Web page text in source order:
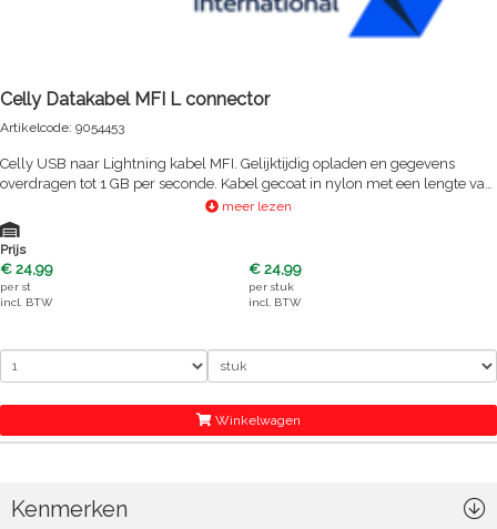
Celly Datakabel MFI L connector
Artikelcode: 9054453
Celly USB naar Lightning kabel MFI. Gelijktijdig opladen en gegevens
overdragen tot 1 GB per seconde. Kabel gecoat in nylon met een lengte van
1 meter met L aansluiting. Nylon kabel gaat tot 10x langer mee dan de
standaard kabels.
meer lezen
Prijs
€ 24,99
per st
incl. BTW
€ 24,99
per stuk
incl. BTW
Winkelwagen
Kenmerken